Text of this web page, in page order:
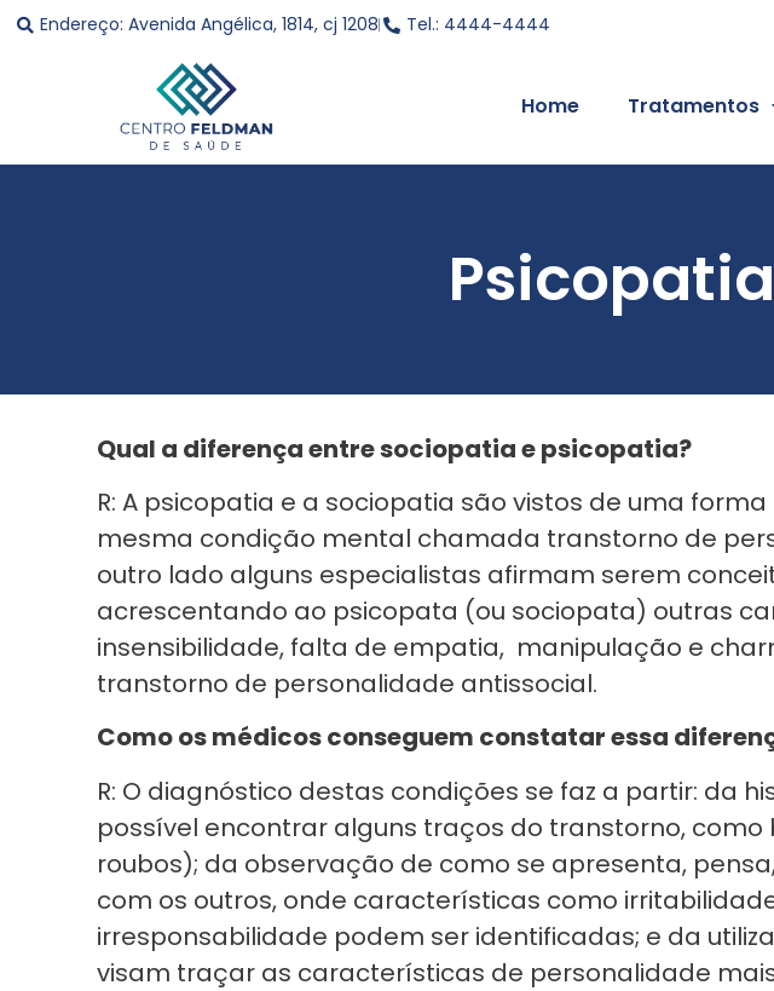
Endereço: Avenida Angélica, 1814, cj 1208 Tel.: 4444-4444
Home Tratamentos
Qual a diferença entre sociopatia e psicopatia?
R: A psicopatia e a sociopatia são vistos de uma
mesma condição mental chamada transtorno de
outro lado alguns especialistas afirmam serem
acrescentando ao psicopata (ou sociopata) outras
insensibilidade, falta de empatia, manipulação e
transtorno de personalidade antissocial.
Como os médicos conseguem constatar essa
R: O diagnóstico destas condições se faz a partir: da
possível encontrar alguns traços do transtorno,
roubos); da observação de como se apresenta,
com os outros, onde características como
irresponsabilidade podem ser identificadas; e da
visam traçar as características de personalidade